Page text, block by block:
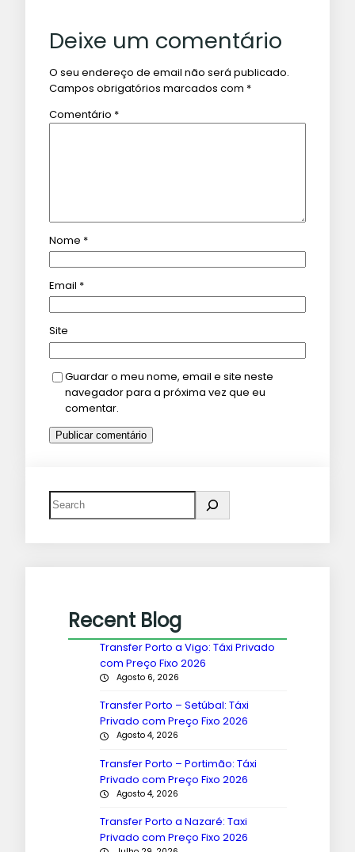
Deixe um comentário
O seu endereço de email não será publicado.
Campos obrigatórios marcados com *
Comentário *
Nome *
Email *
Site
Guardar o meu nome, email e site neste
navegador para a próxima vez que eu
comentar.
Recent Blog
Transfer Porto a Vigo: Táxi Privado
com Preço Fixo 2026
Agosto 6, 2026
Transfer Porto – Setúbal: Táxi
Privado com Preço Fixo 2026
Agosto 4, 2026
Transfer Porto – Portimão: Táxi
Privado com Preço Fixo 2026
Agosto 4, 2026
Transfer Porto a Nazaré: Taxi
Privado com Preço Fixo 2026